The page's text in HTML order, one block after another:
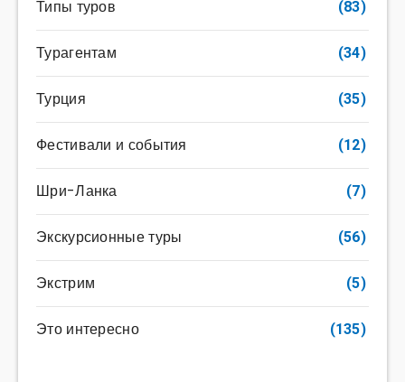
Типы туров (83)
Турагентам (34)
Турция (35)
Фестивали и события (12)
Шри-Ланка (7)
Экскурсионные туры (56)
Экстрим (5)
Это интересно (135)